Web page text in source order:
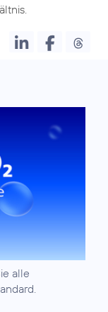
alle